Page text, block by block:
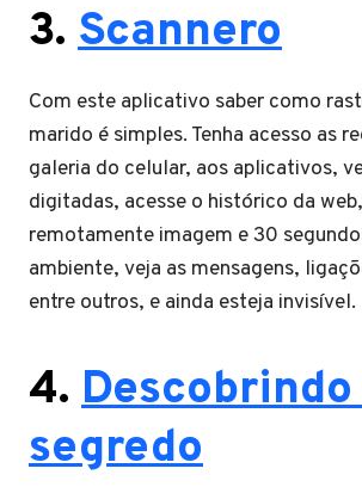
3. Scannero
Com este aplicativo saber como
marido é simples. Tenha acesso as
galeria do celular, aos aplicativos,
digitadas, acesse o histórico da
remotamente imagem e 30
ambiente, veja as mensagens,
entre outros, e ainda esteja invisível.
4.
segredo